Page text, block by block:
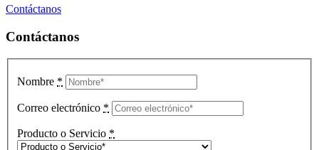
Contáctanos
Contáctanos
Nombre *
Correo electrónico *
Producto o Servicio *